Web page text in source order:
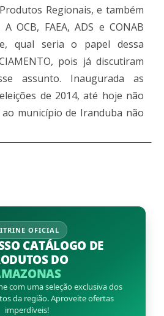
Regionais, e também
OCB, FAEA, ADS e CONAB
qual seria o papel dessa
pois já discutiram
assunto. Inaugurada as
de 2014, até hoje não
município de Iranduba não
OFICIAL
CATÁLOGO DE
DO
com uma seleção exclusiva dos
da região. Aproveite ofertas
imperdíveis!